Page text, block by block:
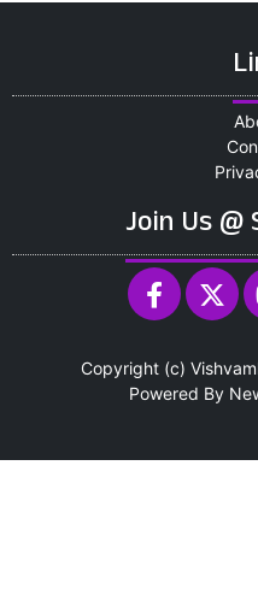
Join Us @
Copyright (c)
Powered By